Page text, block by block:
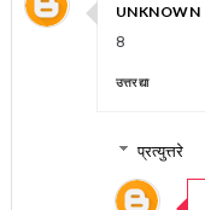
UNKNOWN
8
उत्तर द्या
प्रत्युत्तरे